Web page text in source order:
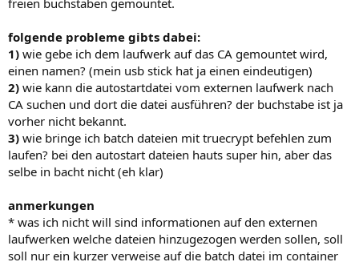
folgende probleme gibts dabei:
1) wie gebe ich dem laufwerk auf das CA gemountet wird,
einen namen? (mein usb stick hat ja einen eindeutigen)
2) wie kann die autostartdatei vom externen laufwerk nach
CA suchen und dort die datei ausführen? der buchstabe ist ja
vorher nicht bekannt.
3) wie bringe ich batch dateien mit truecrypt befehlen zum
laufen? bei den autostart dateien hauts super hin, aber das
selbe in bacht nicht (eh klar)
anmerkungen
* was ich nicht will sind informationen auf den externen
laufwerken welche dateien hinzugezogen werden sollen, soll
soll nur ein kurzer verweise auf die batch datei im container